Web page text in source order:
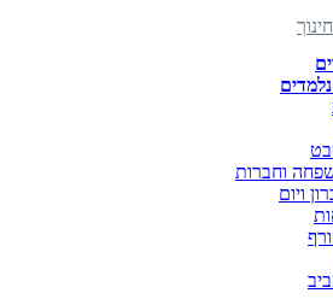
וחברות
ויום